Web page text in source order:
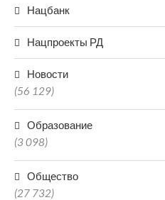
Нацбанк
Нацпроекты РД
Новости
(56 129)
Образование
(3 098)
Общество
(27 732)